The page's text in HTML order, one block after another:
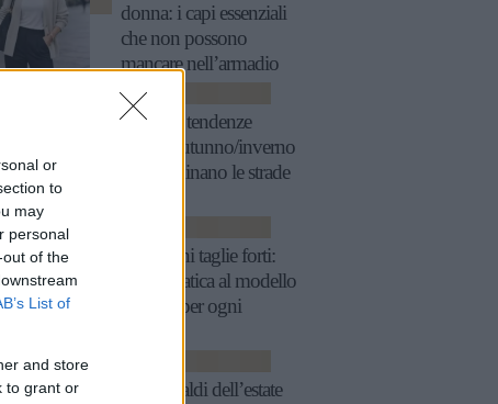
or
to
may
personal
of the
List of
and store
to grant or
donna: i capi essenziali
che non possono
mancare nell’armadio
BORSE
Borse: 5 tendenze
chiave autunno/inverno
che dominano le strade
Reggiseni taglie forti:
guida pratica al modello
perfetto per ogni
Nike: i saldi dell’estate